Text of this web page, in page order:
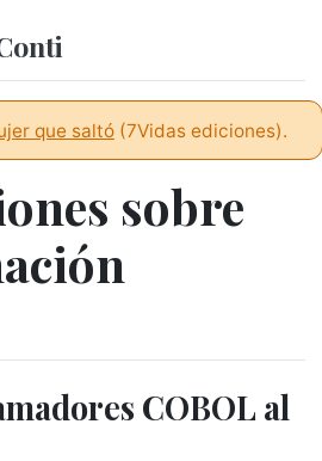
que saltó (7Vidas ediciones).
sobre
COBOL al